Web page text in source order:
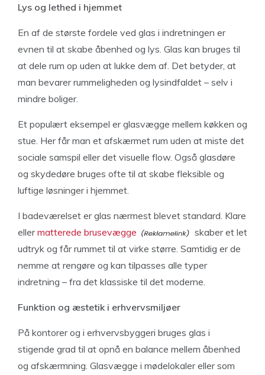
Lys og lethed i hjemmet
En af de største fordele ved glas i indretningen er
evnen til at skabe åbenhed og lys. Glas kan bruges til
at dele rum op uden at lukke dem af. Det betyder, at
man bevarer rummeligheden og lysindfaldet – selv i
mindre boliger.
Et populært eksempel er glasvægge mellem køkken og
stue. Her får man et afskærmet rum uden at miste det
sociale samspil eller det visuelle flow. Også glasdøre
og skydedøre bruges ofte til at skabe fleksible og
luftige løsninger i hjemmet.
I badeværelset er glas nærmest blevet standard. Klare
ellermatterede brusevægge
skaber et let
udtryk og får rummet til at virke større. Samtidig er de
nemme at rengøre og kan tilpasses alle typer
indretning – fra det klassiske til det moderne.
Funktion og æstetik i erhvervsmiljøer
På kontorer og i erhvervsbyggeri bruges glas i
stigende grad til at opnå en balance mellem åbenhed
og afskærmning. Glasvægge i mødelokaler eller som